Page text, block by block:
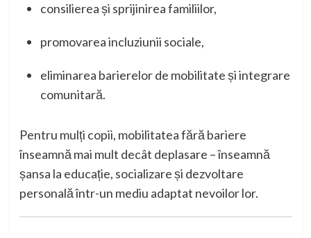
consilierea și sprijinirea familiilor,
promovarea incluziunii sociale,
eliminarea barierelor de mobilitate și integrare
comunitară.
Pentru mulți copii, mobilitatea fără bariere
înseamnă mai mult decât deplasare – înseamnă
șansa la educație, socializare și dezvoltare
personală într-un mediu adaptat nevoilor lor.